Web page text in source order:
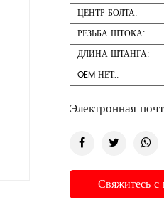
ЦЕНТР БОЛТА:
РЕЗЬБА ШТОКА:
ДЛИНА ШТАНГА:
OEM НЕТ.:
Электронная
Свяжитесь с